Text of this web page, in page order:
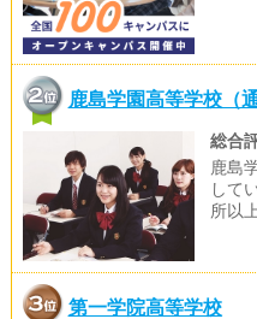
鹿島学園高等学校（
総合
鹿島
して
所以
第一学院高等学校